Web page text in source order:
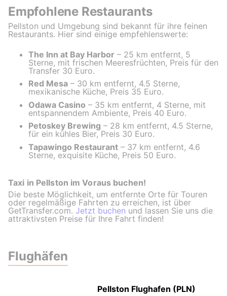
Empfohlene Restaurants
Pellston und Umgebung sind bekannt für ihre feinen
Restaurants. Hier sind einige empfehlenswerte:
The Inn at Bay Harbor – 25 km entfernt, 5
Sterne, mit frischen Meeresfrüchten, Preis für den
Transfer 30 Euro.
Red Mesa – 30 km entfernt, 4.5 Sterne,
mexikanische Küche, Preis 35 Euro.
Odawa Casino – 35 km entfernt, 4 Sterne, mit
entspannendem Ambiente, Preis 40 Euro.
Petoskey Brewing – 28 km entfernt, 4.5 Sterne,
für ein kühles Bier, Preis 30 Euro.
Tapawingo Restaurant – 37 km entfernt, 4.6
Sterne, exquisite Küche, Preis 50 Euro.
Taxi in Pellston im Voraus buchen!
Die beste Möglichkeit, um entfernte Orte für Touren
oder regelmäßige Fahrten zu erreichen, ist über
GetTransfer.com. Jetzt buchen und lassen Sie uns die
attraktivsten Preise für Ihre Fahrt finden!
Flughäfen
Pellston Flughafen (PLN)